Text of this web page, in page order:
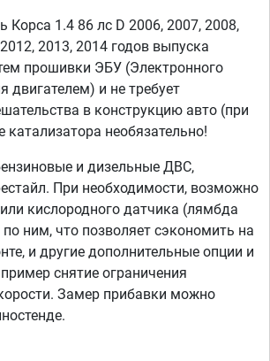
Корса 1.4 86 лс D 2006, 2007, 2008,
2013, 2014 годов выпуска
прошивки ЭБУ (Электронного
двигателем) и не требует
в конструкцию авто (при
катализатора необязательно!
и дизельные ДВС,
При необходимости, возможно
кислородного датчика (лямбда
ним, что позволяет сэкономить на
и другие дополнительные опции и
снятие ограничения
Замер прибавки можно